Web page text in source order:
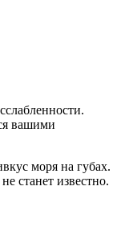
вашими
моря на губах.
станет известно.